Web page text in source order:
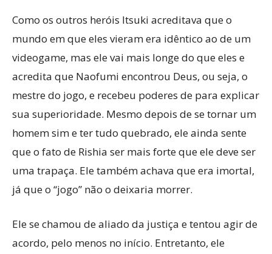
Como os outros heróis Itsuki acreditava que o
mundo em que eles vieram era idêntico ao de um
videogame, mas ele vai mais longe do que eles e
acredita que Naofumi encontrou Deus, ou seja, o
mestre do jogo, e recebeu poderes de para explicar
sua superioridade. Mesmo depois de se tornar um
homem sim e ter tudo quebrado, ele ainda sente
que o fato de Rishia ser mais forte que ele deve ser
uma trapaça. Ele também achava que era imortal,
já que o “jogo” não o deixaria morrer.
Ele se chamou de aliado da justiça e tentou agir de
acordo, pelo menos no início. Entretanto, ele